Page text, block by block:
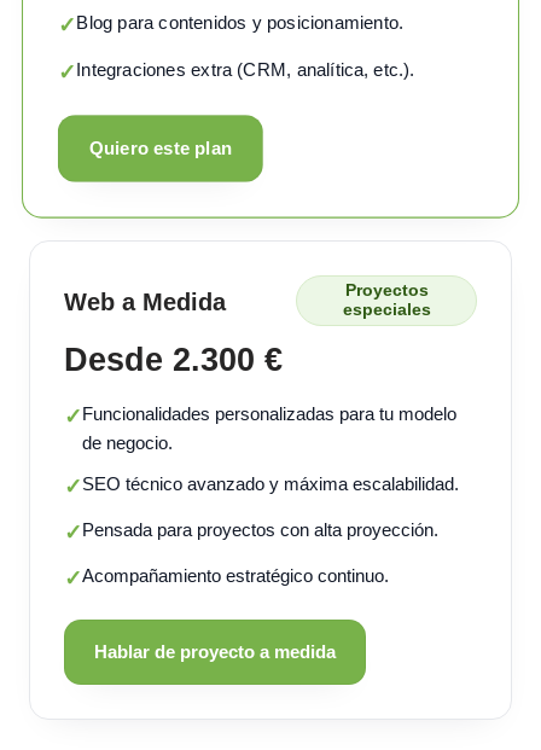
✓Blog para contenidos y posicionamiento.
✓Integraciones extra (CRM, analítica, etc.).
Quiero este plan
Web a Medida
Proyectos
especiales
Desde 2.300 €
✓Funcionalidades personalizadas para tu modelo
de negocio.
✓SEO técnico avanzado y máxima escalabilidad.
✓Pensada para proyectos con alta proyección.
✓Acompañamiento estratégico continuo.
Hablar de proyecto a medida